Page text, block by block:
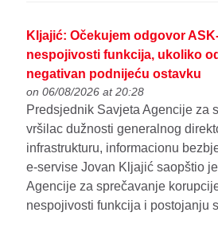
Kljajić: Očekujem odgovor
nespojivosti funkcija, ukoliko
negativan podnijeću ostavku
on 06/08/2026 at 20:28
Predsjednik Savjeta Agencije za
vršilac dužnosti generalnog
infrastrukturu, informacionu
e-servise Jovan Kljajić saopštio
Agencije za sprečavanje
nespojivosti funkcija i postojanju